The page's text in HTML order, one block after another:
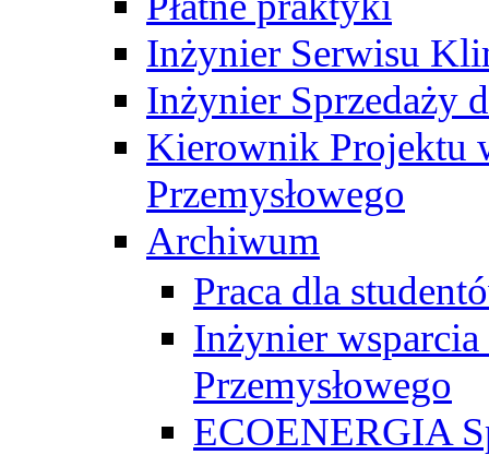
Inżynier Serwisu
Inżynier Sprzedaży
Kierownik Projektu
Przemysłowego
Archiwum
Praca dla
Inżynier wsparcia
Przemysłowego
ECOENERGIA